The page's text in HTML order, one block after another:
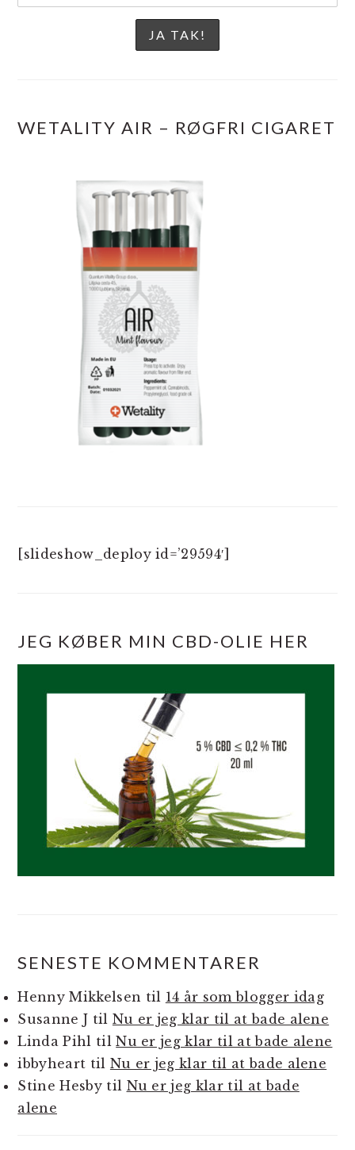
WETALITY AIR – RØGFRI CIGARET
[slideshow_deploy id=’29594′]
JEG KØBER MIN CBD-OLIE HER
SENESTE KOMMENTARER
Henny Mikkelsen til 14 år som blogger idag
Susanne J til Nu er jeg klar til at bade alene
Linda Pihl tilNu er jeg klar til at bade alene
ibbyheart til Nu er jeg klar til at bade alene
Stine Hesbytil Nu er jeg klar til at bade
alene